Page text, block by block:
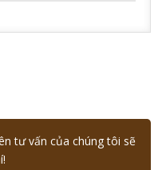
tư vấn của chúng tôi sẽ